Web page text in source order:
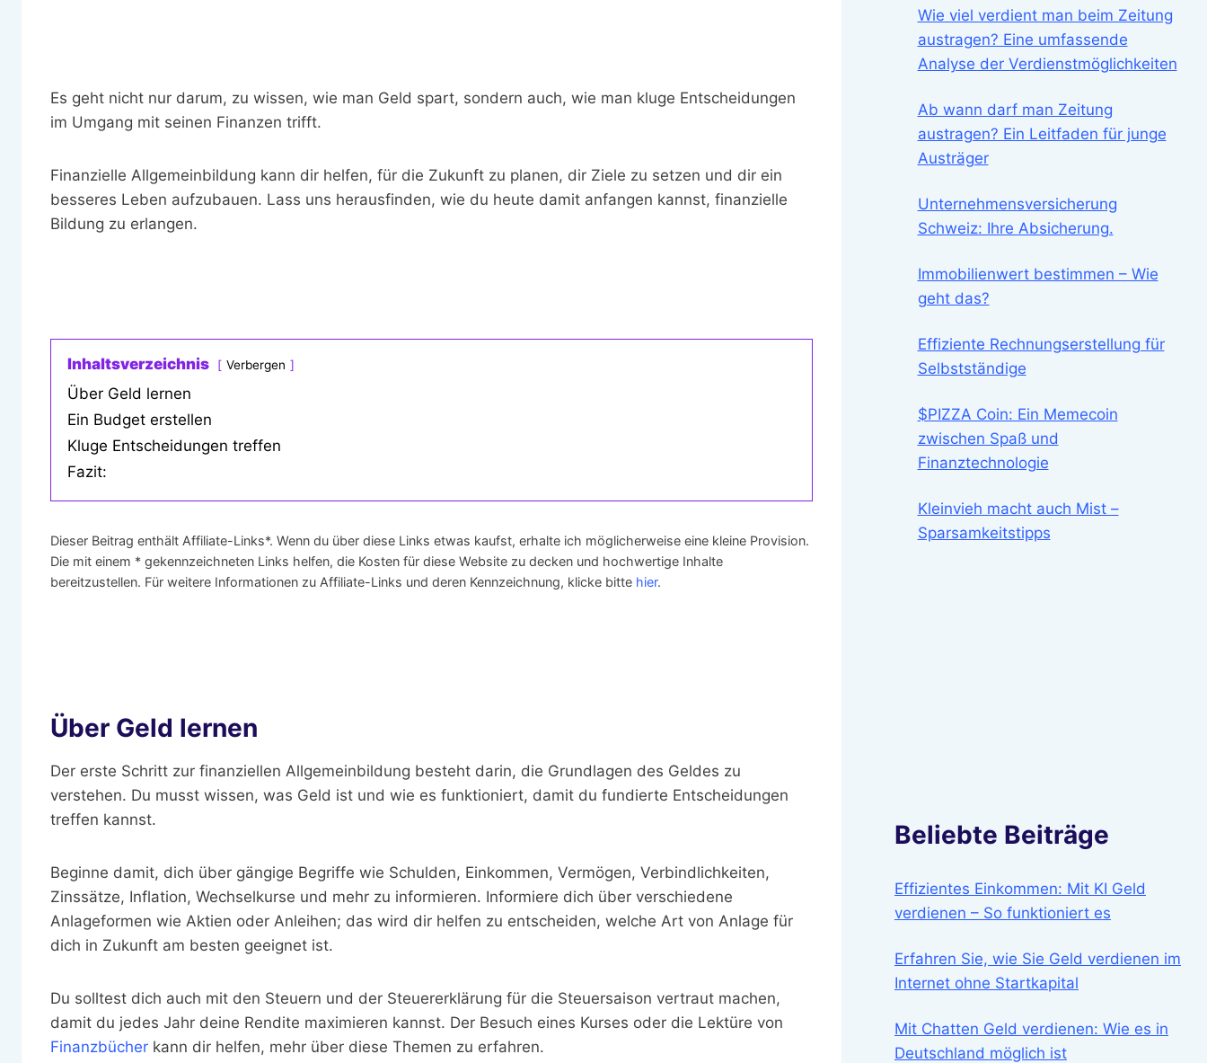
Es geht nicht nur darum, zu wissen, wie man Geld spart, sondern auch, wie man kluge Entscheidungen
im Umgang mit seinen Finanzen trifft.
Finanzielle Allgemeinbildung kann dir helfen, für die Zukunft zu planen, dir Ziele zu setzen und dir ein
besseres Leben aufzubauen. Lass uns herausfinden, wie du heute damit anfangen kannst, finanzielle
Bildung zu erlangen.
Inhaltsverzeichnis Verbergen
Über Geld lernen
Ein Budget erstellen
Kluge Entscheidungen treffen
Fazit:
Dieser Beitrag enthält Affiliate-Links*. Wenn du über diese Links etwas kaufst, erhalte ich möglicherweise eine kleine Provision.
Die mit einem * gekennzeichneten Links helfen, die Kosten für diese Website zu decken und hochwertige Inhalte
bereitzustellen. Für weitere Informationen zu Affiliate-Links und deren Kennzeichnung, klicke bitte hier.
Über Geld lernen
Der erste Schritt zur finanziellen Allgemeinbildung besteht darin, die Grundlagen des Geldes zu
verstehen. Du musst wissen, was Geld ist und wie es funktioniert, damit du fundierte Entscheidungen
treffen kannst.
Beginne damit, dich über gängige Begriffe wie Schulden, Einkommen, Vermögen, Verbindlichkeiten,
Zinssätze, Inflation, Wechselkurse und mehr zu informieren. Informiere dich über verschiedene
Anlageformen wie Aktien oder Anleihen; das wird dir helfen zu entscheiden, welche Art von Anlage für
dich in Zukunft am besten geeignet ist.
Du solltest dich auch mit den Steuern und der Steuererklärung für die Steuersaison vertraut machen,
damit du jedes Jahr deine Rendite maximieren kannst. Der Besuch eines Kurses oder die Lektüre von
Finanzbücher kann dir helfen, mehr über diese Themen zu erfahren.
Wie viel verdient man beim Zeitung
austragen? Eine umfassende
Analyse der Verdienstmöglichkeiten
Ab wann darf man Zeitung
austragen? Ein Leitfaden für junge
Austräger
Unternehmensversicherung
Schweiz: Ihre Absicherung.
Immobilienwert bestimmen – Wie
geht das?
Effiziente Rechnungserstellung für
Selbstständige
$PIZZA Coin: Ein Memecoin
zwischen Spaß und
Finanztechnologie
Kleinvieh macht auch Mist –
Sparsamkeitstipps
Beliebte Beiträge
Effizientes Einkommen: Mit KI Geld
verdienen – So funktioniert es
Erfahren Sie, wie Sie Geld verdienen im
Internet ohne Startkapital
Mit Chatten Geld verdienen: Wie es in
Deutschland möglich ist